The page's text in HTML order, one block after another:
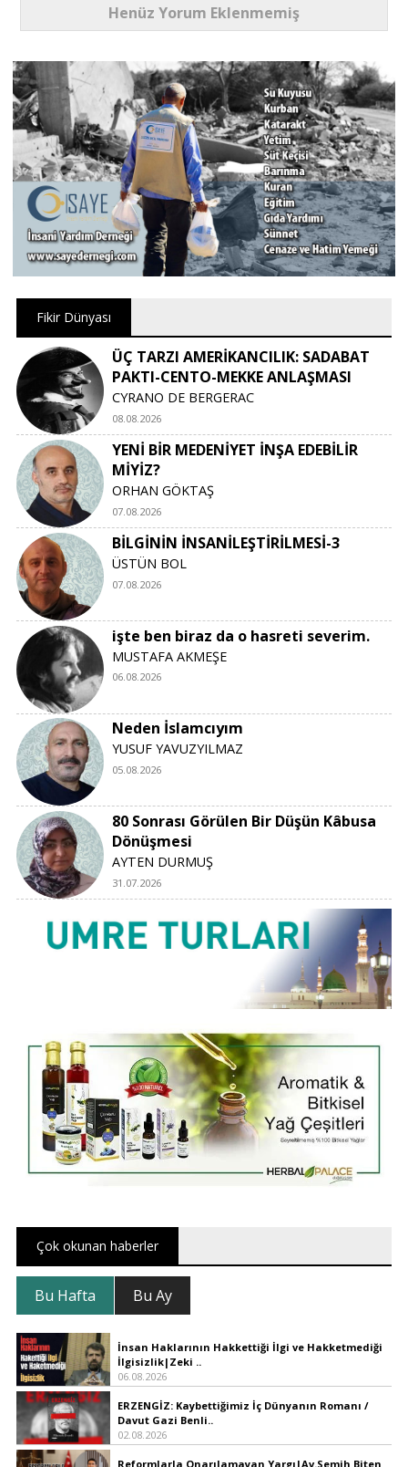
Henüz Yorum Eklenmemiş
Fikir Dünyası
ÜÇ TARZI AMERİKANCILIK: SADABAT
PAKTI-CENTO-MEKKE ANLAŞMASI
CYRANO DE BERGERAC
08.08.2026
YENİ BİR MEDENİYET İNŞA EDEBİLİR
MİYİZ?
ORHAN GÖKTAŞ
07.08.2026
BİLGİNİN İNSANİLEŞTİRİLMESİ-3
ÜSTÜN BOL
07.08.2026
işte ben biraz da o hasreti severim.
MUSTAFA AKMEŞE
06.08.2026
Neden İslamcıyım
YUSUF YAVUZYILMAZ
05.08.2026
80 Sonrası Görülen Bir Düşün Kâbusa
Dönüşmesi
AYTEN DURMUŞ
31.07.2026
Çok okunan haberler
Bu Hafta Bu Ay
İnsan Haklarının Hakkettiği İlgi ve Hakketmediği
İlgisizlik|Zeki ..
06.08.2026
ERZENGİZ: Kaybettiğimiz İç Dünyanın Romanı /
Davut Gazi Benli..
02.08.2026
Reformlarla Onarılamayan Yargı|Av.Semih Biten